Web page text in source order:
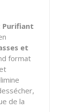
Purifiant
et
format
de la